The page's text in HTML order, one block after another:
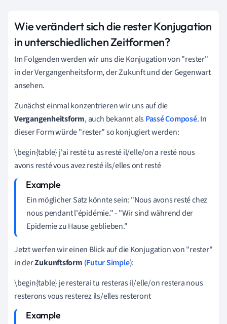
Wie verändert sich die rester Konjugation
in unterschiedlichen Zeitformen?
Im Folgenden werden wir uns die Konjugation von "rester"
in der Vergangenheitsform, der Zukunft und der Gegenwart
ansehen.
Zunächst einmal konzentrieren wir uns auf die
Vergangenheitsform, auch bekannt alsPassé Composé. In
dieser Form würde "rester" so konjugiert werden:
\begin{table} j'ai resté tu as resté il/elle/on a resté nous
avons resté vous avez resté ils/elles ont resté
Ein möglicher Satz könnte sein: "Nous avons resté chez
nous pendant l'épidémie." - "Wir sind während der
Epidemie zu Hause geblieben."
Jetzt werfen wir einen Blick auf die Konjugation von "rester"
in derZukunftsform (Futur Simple):
\begin{table} je resterai tu resteras il/elle/on restera nous
resterons vous resterez ils/elles resteront